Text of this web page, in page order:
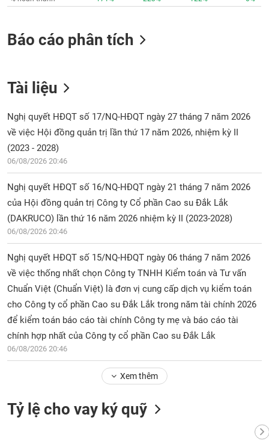
Báo cáo phân tích
Tài liệu
Nghị quyết HĐQT số 17/NQ-HĐQT ngày 27 tháng 7 năm 2026
về việc Hội đồng quản trị lần thứ 17 năm 2026, nhiệm kỳ II
(2023 - 2028)
06/08/2026 20:46
Nghị quyết HĐQT số 16/NQ-HĐQT ngày 21 tháng 7 năm 2026
của Hội đồng quản trị Công ty Cổ phần Cao su Đắk Lắk
(DAKRUCO) lần thứ 16 năm 2026 nhiệm kỳ II (2023-2028)
06/08/2026 20:46
Nghị quyết HĐQT số 15/NQ-HĐQT ngày 06 tháng 7 năm 2026
về việc thống nhất chọn Công ty TNHH Kiểm toán và Tư vấn
Chuẩn Việt (Chuẩn Việt) là đơn vị cung cấp dịch vụ kiểm toán
cho Công ty cổ phần Cao su Đắk Lắk trong năm tài chính 2026
để kiểm toán báo cáo tài chính Công ty mẹ và báo cáo tài
chính hợp nhất của Công ty cổ phần Cao su Đắk Lắk
06/08/2026 20:46
Xem thêm
Tỷ lệ cho vay ký quỹ